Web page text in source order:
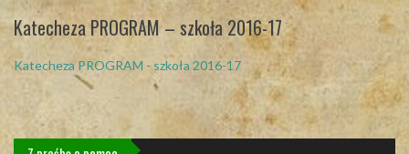
Katecheza PROGRAM – szkoła 2016-17
Katecheza PROGRAM - szkoła 2016-17